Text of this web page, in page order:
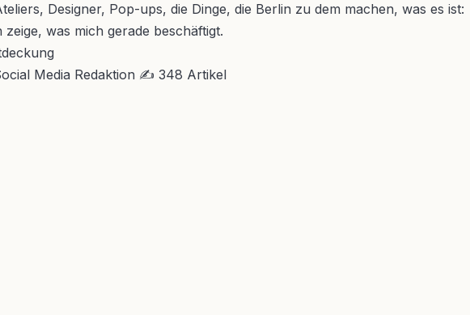
Designer, Pop-ups, die Dinge, die Berlin zu dem machen, was es ist:
was mich gerade beschäftigt.
Media Redaktion ✍ 348 Artikel